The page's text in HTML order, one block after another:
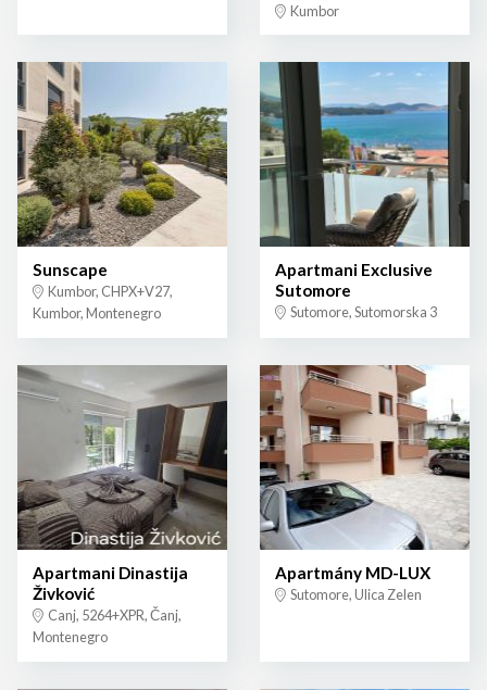
Kumbor
Sunscape
Kumbor, CHPX+V27,
Kumbor, Montenegro
Apartmani Exclusive
Sutomore
Sutomore, Sutomorska 3
Apartmani Dinastija
Živković
Canj, 5264+XPR, Čanj,
Montenegro
Apartmány MD-LUX
Sutomore, Ulica Zelen